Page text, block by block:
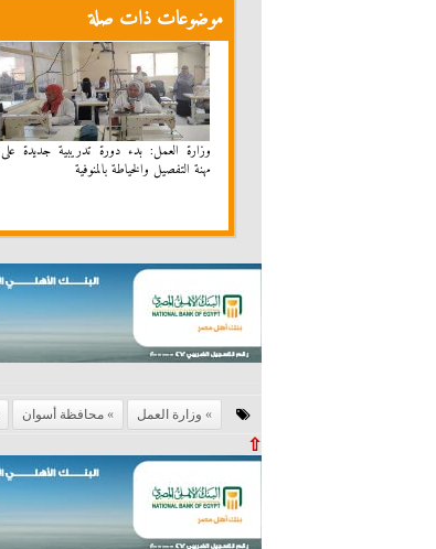
موضوعات ذات صلة
وزارة العمل: بدء دورة تدريبية جديدة على
مهنة التفصيل والخياطة بالمنوفية
وزارة العمل محافظة أسوان
⇧